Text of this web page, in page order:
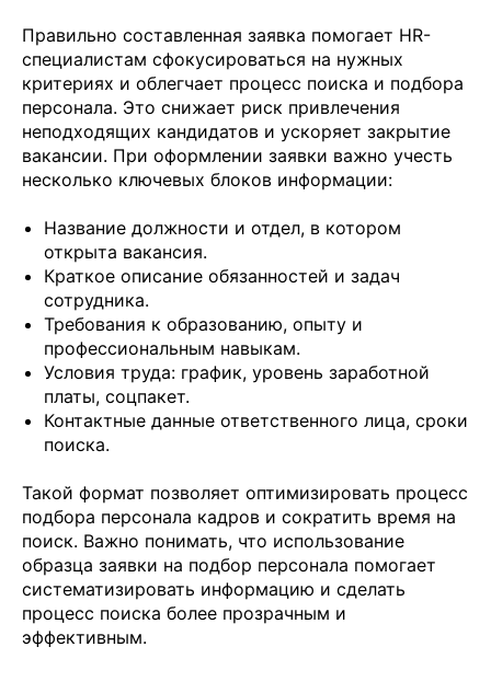
Правильно составленная заявка помогает HR-
специалистам сфокусироваться на нужных
критериях и облегчает процесс поиска и подбора
персонала. Это снижает риск привлечения
неподходящих кандидатов и ускоряет закрытие
вакансии. При оформлении заявки важно учесть
несколько ключевых блоков информации:
Название должности и отдел, в котором
открыта вакансия.
Краткое описание обязанностей и задач
сотрудника.
Требования к образованию, опыту и
профессиональным навыкам.
Условия труда: график, уровень заработной
платы, соцпакет.
Контактные данные ответственного лица, сроки
поиска.
Такой формат позволяет оптимизировать процесс
подбора персонала кадров и сократить время на
поиск. Важно понимать, что использование
образца заявки на подбор персонала помогает
систематизировать информацию и сделать
процесс поиска более прозрачным и
эффективным.